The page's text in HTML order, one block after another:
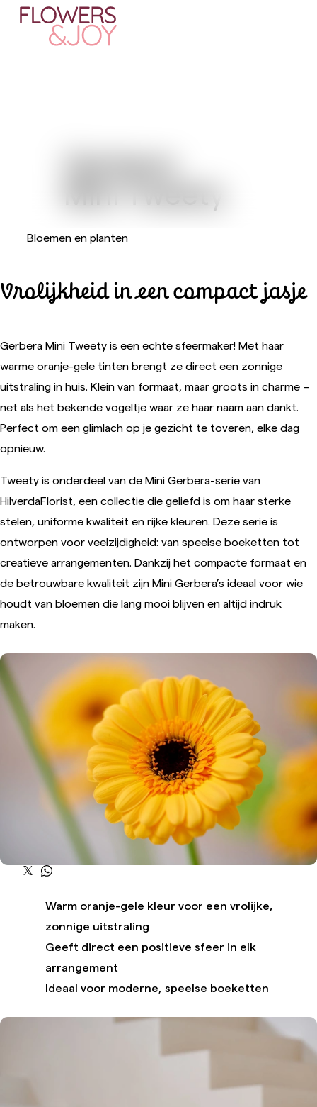
Gerbera
Bloemen en planten
Vrolijkheid in een compact jasje
Gerbera Mini Tweety is een echte sfeermaker! Met haar
warme oranje-gele tinten brengt ze direct een zonnige
uitstraling in huis. Klein van formaat, maar groots in charme –
net als het bekende vogeltje waar ze haar naam aan dankt.
Perfect om een glimlach op je gezicht te toveren, elke dag
opnieuw.
Tweety is onderdeel van de Mini Gerbera-serie van
HilverdaFlorist, een collectie die geliefd is om haar sterke
stelen, uniforme kwaliteit en rijke kleuren. Deze serie is
ontworpen voor veelzijdigheid: van speelse boeketten tot
creatieve arrangementen. Dankzij het compacte formaat en
de betrouwbare kwaliteit zijn Mini Gerbera’s ideaal voor wie
houdt van bloemen die lang mooi blijven en altijd indruk
maken.
Warm oranje-gele kleur voor een vrolijke,
zonnige uitstraling
Geeft direct een positieve sfeer in elk
arrangement
Ideaal voor moderne, speelse boeketten